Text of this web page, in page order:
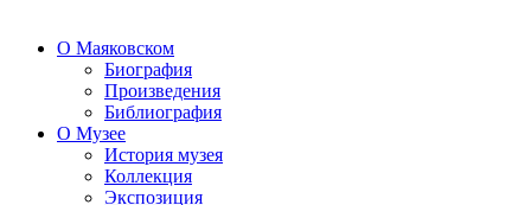
О Маяковском
Биография
Произведения
Библиография
О Музее
История музея
Коллекция
Экспозиция